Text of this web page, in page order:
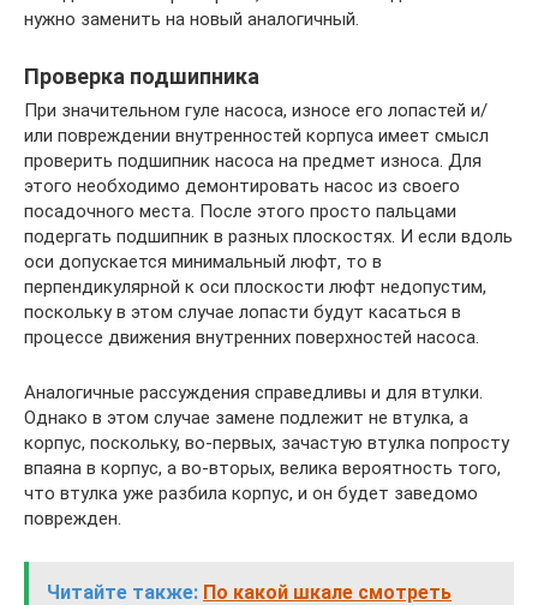
нужно заменить на новый аналогичный.
Проверка подшипника
При значительном гуле насоса, износе его лопастей и/
или повреждении внутренностей корпуса имеет смысл
проверить подшипник насоса на предмет износа. Для
этого необходимо демонтировать насос из своего
посадочного места. После этого просто пальцами
подергать подшипник в разных плоскостях. И если вдоль
оси допускается минимальный люфт, то в
перпендикулярной к оси плоскости люфт недопустим,
поскольку в этом случае лопасти будут касаться в
процессе движения внутренних поверхностей насоса.
Аналогичные рассуждения справедливы и для втулки.
Однако в этом случае замене подлежит не втулка, а
корпус, поскольку, во-первых, зачастую втулка попросту
впаяна в корпус, а во-вторых, велика вероятность того,
что втулка уже разбила корпус, и он будет заведомо
поврежден.
Читайте также: По какой шкале смотреть